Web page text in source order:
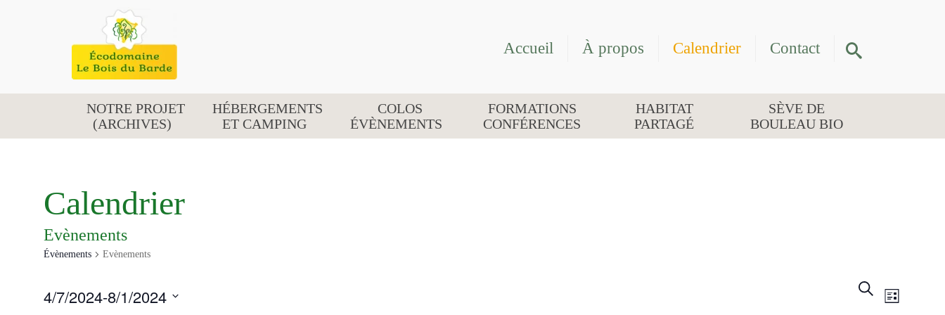
Accueil À propos Calendrier Contact
NOTRE PROJET
(ARCHIVES)
HÉBERGEMENTS
ET CAMPING
COLOS
ÉVÈNEMENTS
FORMATIONS
CONFÉRENCES
HABITAT
PARTAGÉ
SÈVE DE
BOULEAU BIO
Calendrier
Evènements
Évènements Evènements
Recherche
DE
Liste
4/7/2024-8/1/2024